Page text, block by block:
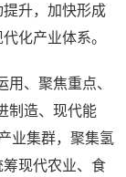
升，加快形成
化产业体系。
、聚焦重点、
制造、现代能
业集群，聚集氢
现代农业、食